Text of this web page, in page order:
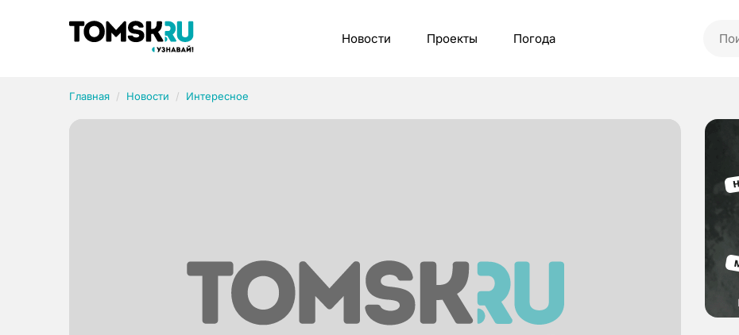
Новости Проекты Погода
Главная Новости Интересное
Рубрики